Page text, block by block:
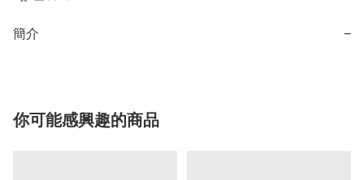
簡介 −
你可能感興趣的商品